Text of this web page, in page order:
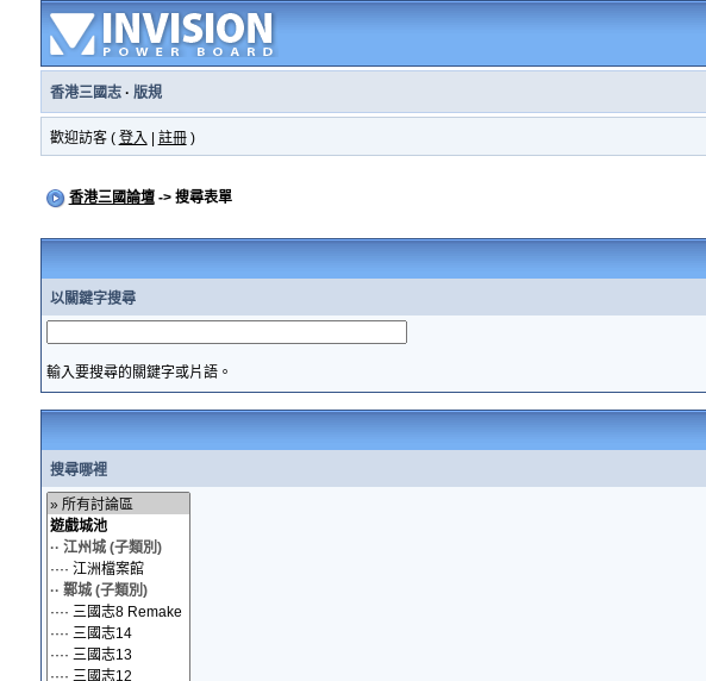
香港三國志· 版規
歡迎訪客 ( 登入 註冊)
香港三國論壇-> 搜尋表單
以關鍵字搜尋
輸入要搜尋的關鍵字或片語。
搜尋哪裡